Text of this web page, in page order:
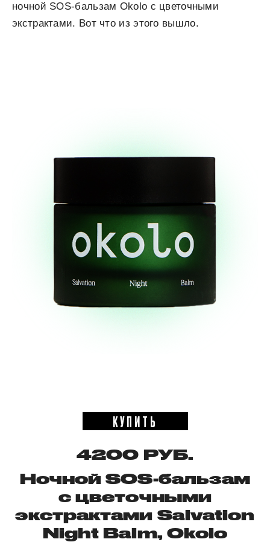
ночной SOS-бальзам Okolo с цветочными
экстрактами. Вот что из этого вышло.
КУПИТЬ
4200 РУБ.
Ночной SOS-бальзам
с цветочными
экстрактами Salvation
Night Balm, Okolo